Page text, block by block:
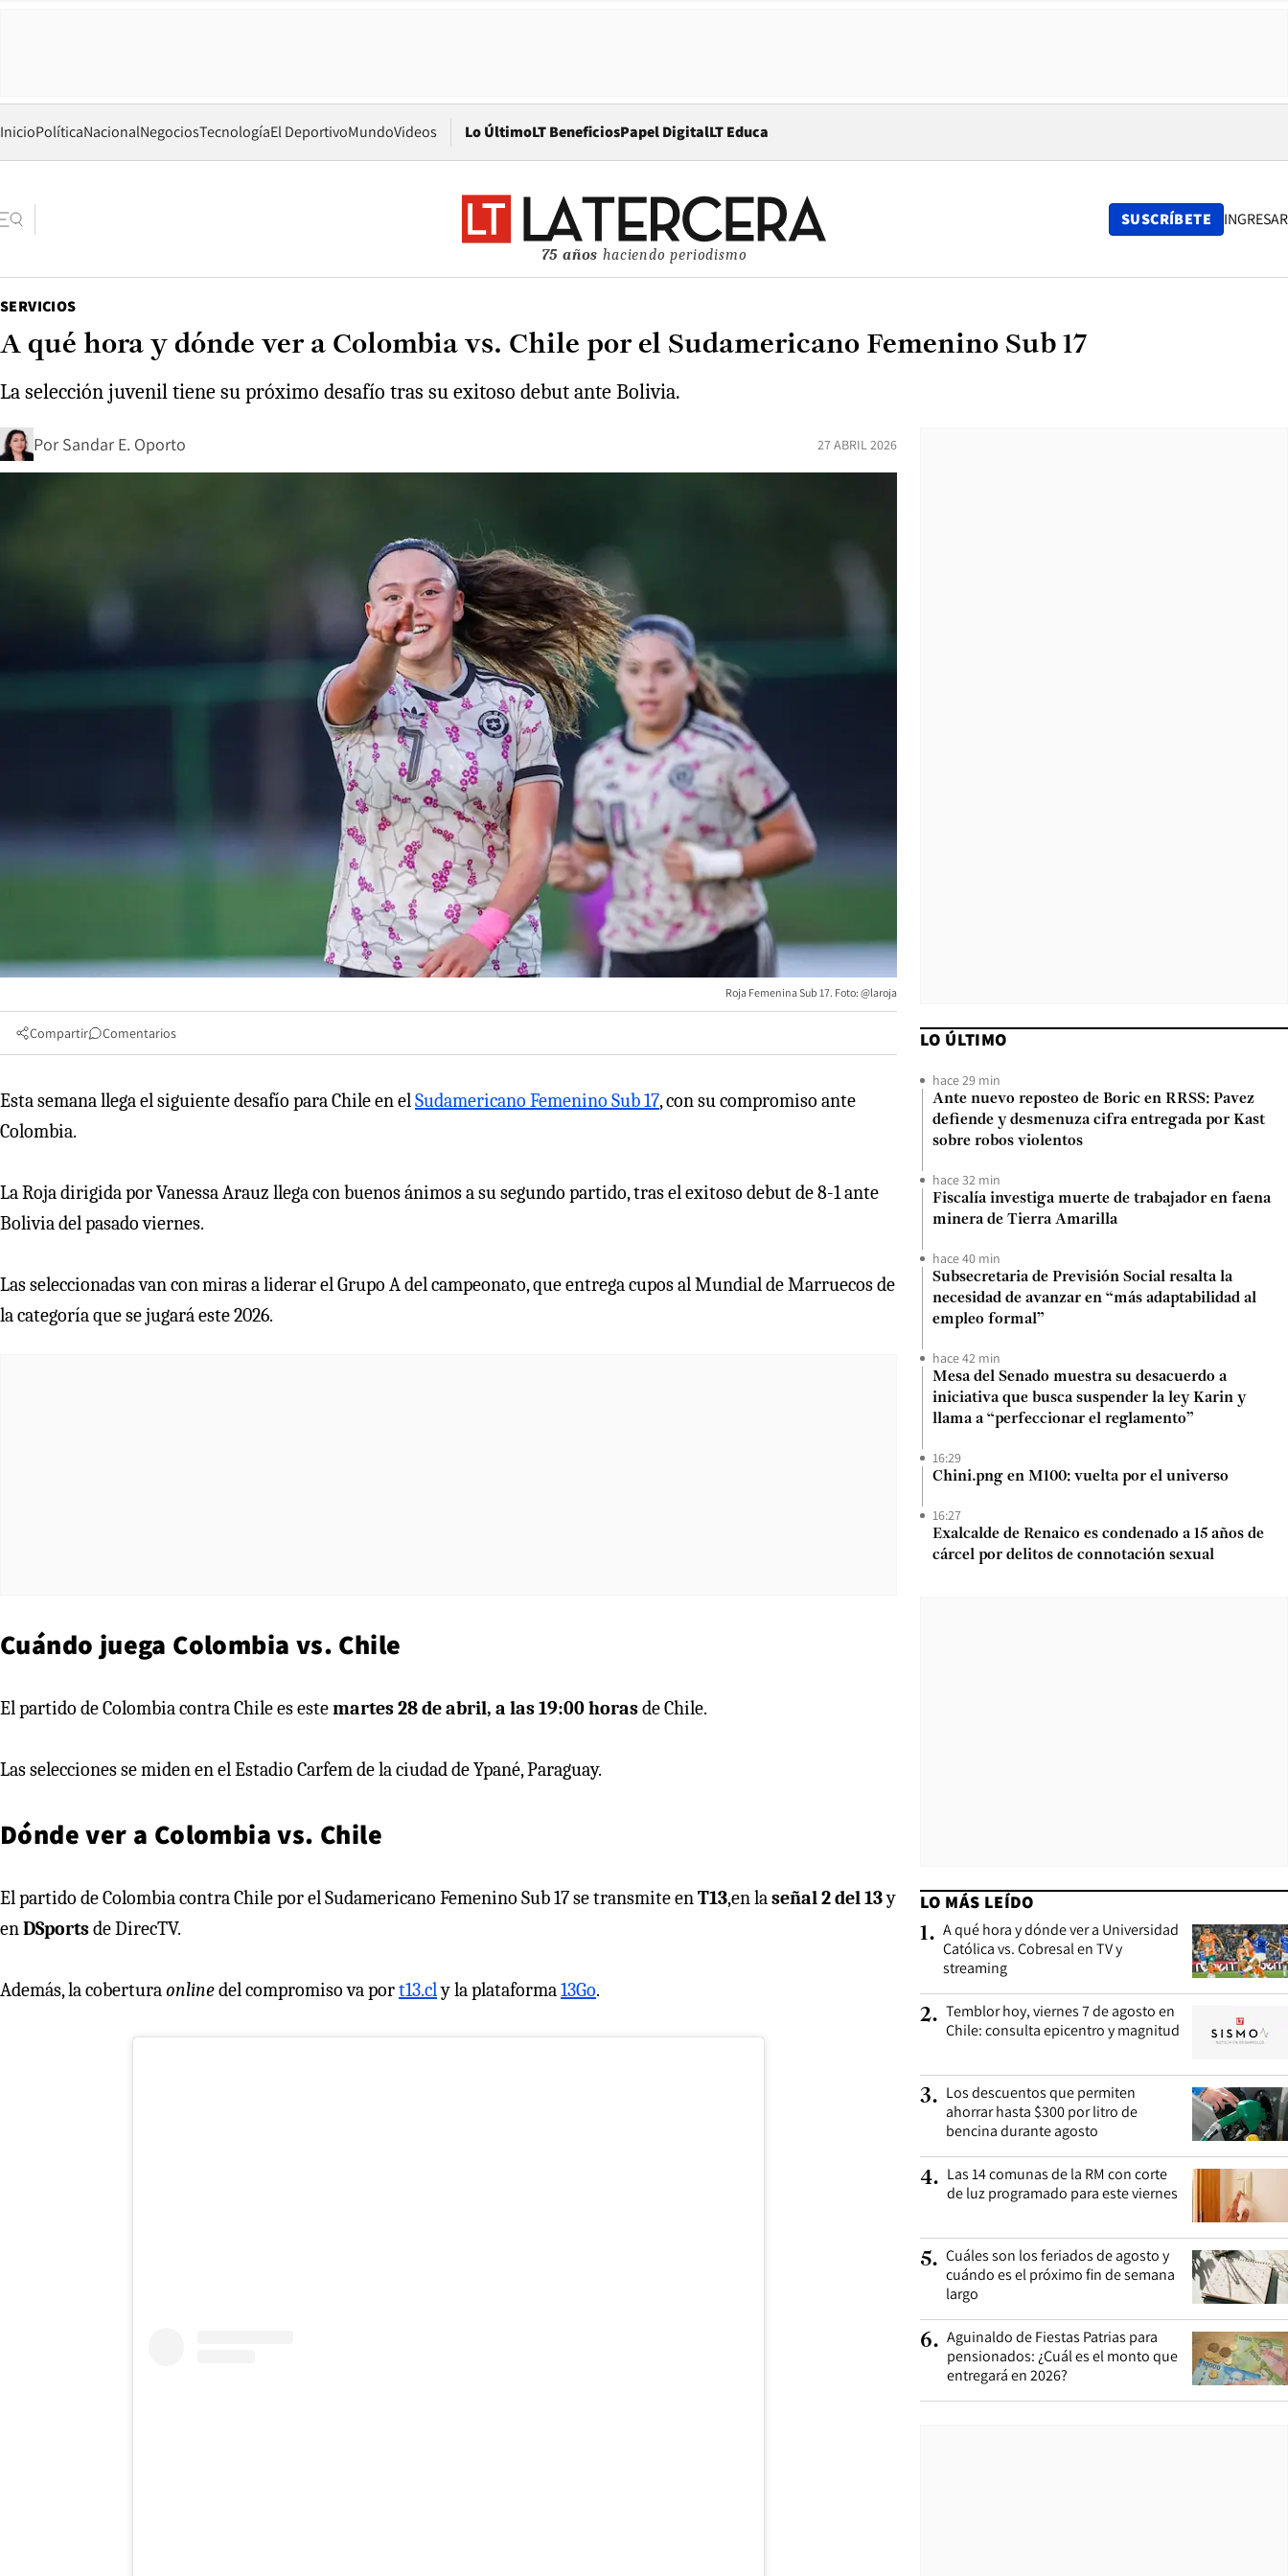
InicioPolíticaNacionalNegociosTecnologíaEl DeportivoMundoVideos Lo ÚltimoLT BeneficiosPapel DigitalOpens in new window
LT Educa
75 años haciendo periodismo
SUSCRÍBETE INGRESAR
SERVICIOS
A qué hora y dónde ver a Colombia vs. Chile por el Sudamericano Femenino Sub 17
La selección juvenil tiene su próximo desafío tras su exitoso debut ante Bolivia.
Por Sandar E. Oporto 27 ABRIL 2026
Roja Femenina Sub 17. Foto: @laroja
Compartir Comentarios
Esta semana llega el siguiente desafío para Chile en elSudamericano Femenino Sub 17, con su compromiso ante
Colombia.
La Roja dirigida por Vanessa Arauz llega con buenos ánimos a su segundo partido, tras el exitoso debut de 8-1 ante
Bolivia del pasado viernes.
Las seleccionadas van con miras a liderar el Grupo A del campeonato, que entrega cupos al Mundial de Marruecos de
la categoría que se jugará este 2026.
Cuándo juega Colombia vs. Chile
El partido de Colombia contra Chile es estemartes 28 de abril, a las 19:00 horasde Chile.
Las selecciones se miden en el Estadio Carfem de la ciudad de Ypané, Paraguay.
Dónde ver a Colombia vs. Chile
El partido de Colombia contra Chile por el Sudamericano Femenino Sub 17 se transmite enT13,en laseñal 2 del 13y
enDSportsde DirecTV.
Además, la coberturaonlinedel compromiso va port13.cly la plataforma13Go.
LO ÚLTIMO
hace 29 min
Ante nuevo reposteo de Boric en RRSS: Pavez
defiende y desmenuza cifra entregada por Kast
sobre robos violentos
hace 32 min
Fiscalía investiga muerte de trabajador en faena
minera de Tierra Amarilla
hace 40 min
Subsecretaria de Previsión Social resalta la
necesidad de avanzar en “más adaptabilidad al
empleo formal”
hace 42 min
Mesa del Senado muestra su desacuerdo a
iniciativa que busca suspender la ley Karin y
llama a “perfeccionar el reglamento”
16:29
Chini.png en M100: vuelta por el universo
16:27
Exalcalde de Renaico es condenado a 15 años de
cárcel por delitos de connotación sexual
LO MÁS LEÍDO
1. A qué hora y dónde ver a Universidad
Católica vs. Cobresal en TV y
streaming
2. Temblor hoy, viernes 7 de agosto en
Chile: consulta epicentro y magnitud
3. Los descuentos que permiten
ahorrar hasta $300 por litro de
bencina durante agosto
4. Las 14 comunas de la RM con corte
de luz programado para este viernes
5. Cuáles son los feriados de agosto y
cuándo es el próximo fin de semana
largo
6. Aguinaldo de Fiestas Patrias para
pensionados: ¿Cuál es el monto que
entregará en 2026?